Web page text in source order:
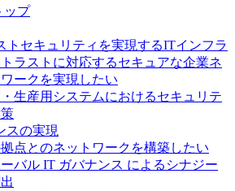
ップ
トセキュリティを実現するITインフラ
ラストに対応するセキュアな企業ネ
ークを実現したい
生産用システムにおけるセキュリテ
スの実現
点とのネットワークを構築したい
バル IT ガバナンス によるシナジー